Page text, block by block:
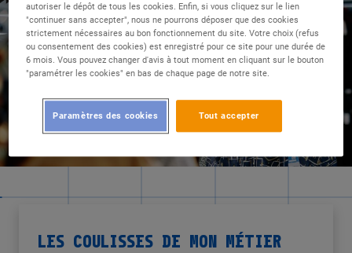
LES COULISSES DE MON MÉTIER
autoriser le dépôt de tous les cookies. Enfin, si vous cliquez sur le lien
"continuer sans accepter", nous ne pourrons déposer que des cookies
strictement nécessaires au bon fonctionnement du site. Votre choix (refus
ou consentement des cookies) est enregistré pour ce site pour une durée de
6 mois. Vous pouvez changer d'avis à tout moment en cliquant sur le bouton
"paramétrer les cookies" en bas de chaque page de notre site.
Tout accepter
Paramètres des cookies